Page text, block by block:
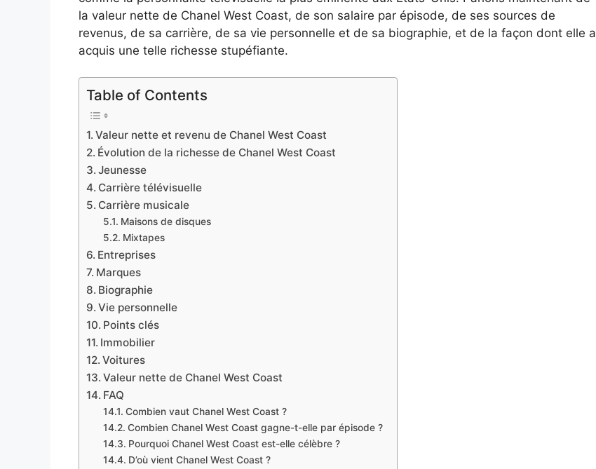
la valeur nette de Chanel West Coast, de son salaire par épisode, de ses sources de
revenus, de sa carrière, de sa vie personnelle et de sa biographie, et de la façon dont elle a
acquis une telle richesse stupéfiante.
Table of Contents
Valeur nette et revenu de Chanel West Coast
Évolution de la richesse de Chanel West Coast
Jeunesse
Carrière télévisuelle
Carrière musicale
Maisons de disques
Mixtapes
Entreprises
Marques
Biographie
Vie personnelle
Points clés
Immobilier
Voitures
Valeur nette de Chanel West Coast
FAQ
Combien vaut Chanel West Coast ?
Combien Chanel West Coast gagne-t-elle par épisode ?
Pourquoi Chanel West Coast est-elle célèbre ?
D’où vient Chanel West Coast ?